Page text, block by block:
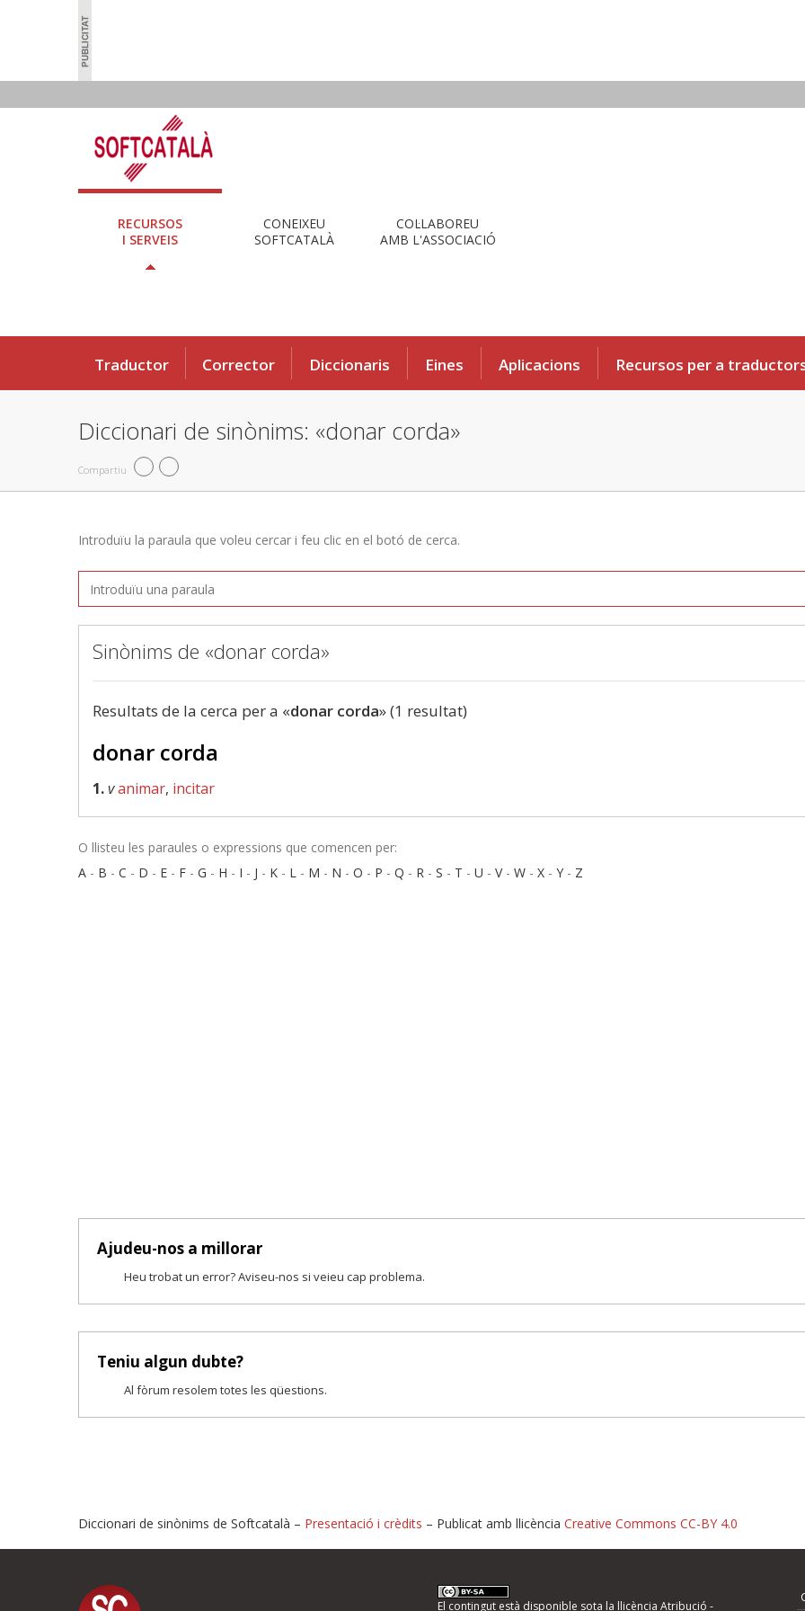
RECURSOS
I SERVEIS
CONEIXEU
SOFTCATALÀ
COL·LABOREU
AMB L'ASSOCIACIÓ
Traductor Corrector Diccionaris Eines Aplicacions Recursos per a
Diccionari de sinònims: «donar corda»
Compartiu
Introduïu la paraula que voleu cercar i feu clic en el botó de cerca.
Sinònims de «donar corda»
Resultats de la cerca per a «donar corda» (1 resultat)
donar corda
1.vanimar, incitar
O llisteu les paraules o expressions que comencen per:
A - B - C - D - E - F - G - H - I - J - K - L - M - N - O - P - Q - R - S - T - U - V- W - X - Y - Z
Ajudeu-nos a millorar
Heu trobat un error? Aviseu-nos si veieu cap problema.
Teniu algun dubte?
Al fòrum resolem totes les qüestions.
Proposeu-nos millores o informeu d'errors
Diccionari de sinònims de Softcatalà – Presentació i crèdits – Publicat amb llicència Creative Commons CC-BY 4.0
El contingut està disponible sota la llicència Atribució -